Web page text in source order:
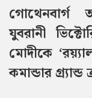
গোথেনবার্গ
যুবরানী
মোদীকে
কমান্ডার